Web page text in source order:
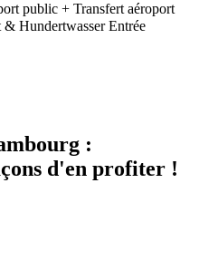
public + Transfert aéroport
Hundertwasser Entrée
:
d'en profiter !